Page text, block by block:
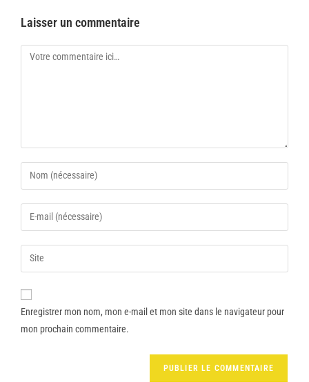
Laisser un commentaire
Enregistrer mon nom, mon e-mail et mon site dans le navigateur pour
mon prochain commentaire.